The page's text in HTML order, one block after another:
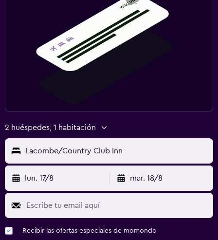
2 huéspedes, 1 habitación
Lacombe/Country Club Inn
lun. 17/8 mar. 18/8
Recibir las ofertas especiales de momondo